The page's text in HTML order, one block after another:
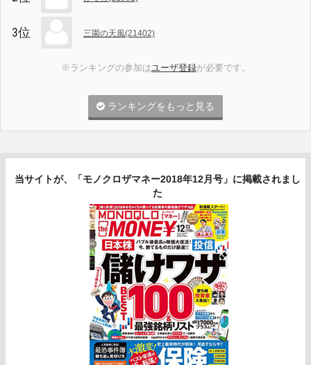
3位 三園の天風(21402)
※ランキングの参加はユーザ登録が必要です。
ランキングをもっと見る
当サイトが、「モノクロザマネー2018年12月号」に掲載されまし
た